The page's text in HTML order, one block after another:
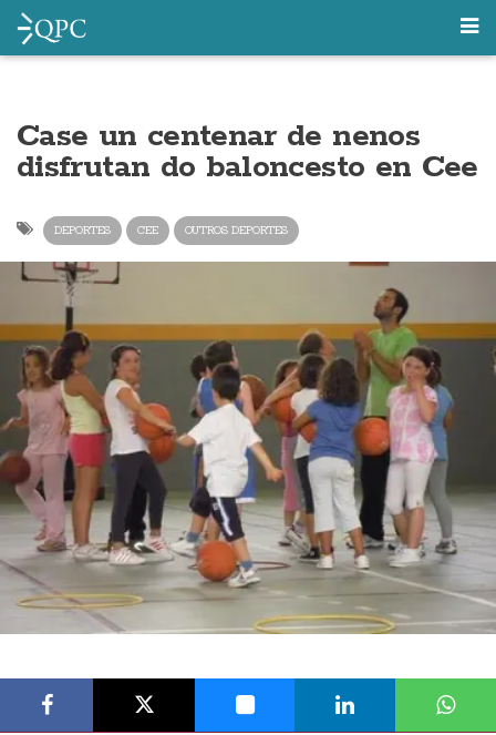
Case un centenar de nenos
disfrutan do baloncesto en Cee
DEPORTES CEE OUTROS DEPORTES